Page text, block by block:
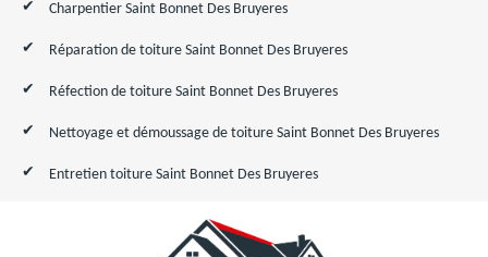
Charpentier Saint Bonnet Des Bruyeres
Réparation de toiture Saint Bonnet Des Bruyeres
Réfection de toiture Saint Bonnet Des Bruyeres
Nettoyage et démoussage de toiture Saint Bonnet Des Bruyeres
Entretien toiture Saint Bonnet Des Bruyeres